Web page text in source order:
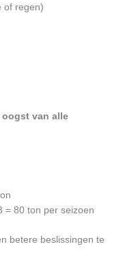
of regen)
van alle
= 80 ton per seizoen
betere beslissingen te